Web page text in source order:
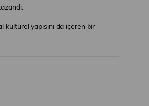
yapısını da içeren bir